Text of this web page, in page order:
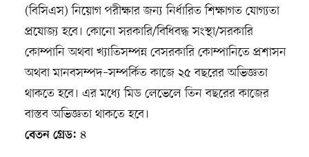
(বিসিএস) নিয়োগ পরীক্ষার জন্য নির্ধারিত শিক্ষাগত যোগ্যতা
প্রযোজ্য হবে। কোনো সরকারি/বিধিবদ্ধ সংস্থা/সরকারি
কোম্পানি অথবা খ্যাতিসম্পন্ন বেসরকারি কোম্পানিতে প্রশাসন
অথবা মানবসম্পদ–সম্পর্কিত কাজে ২৫ বছরের অভিজ্ঞতা
থাকতে হবে। এর মধ্যে মিড লেভেলে তিন বছরের কাজের
বাস্তব অভিজ্ঞতা থাকতে হবে।
বেতন গ্রেড: ৪